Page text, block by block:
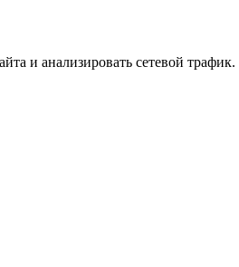
и анализировать сетевой трафик.